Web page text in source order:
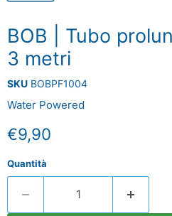
BOB | Tubo
3 metri
SKU BOBPF1004
Water Powered
Prezzo attuale
€9,90
Quantità